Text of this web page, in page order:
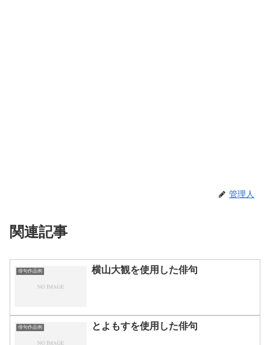
管理人
関連記事
俳句作品例 横山大観を使用した俳句
俳句作品例 とよもすを使用した俳句